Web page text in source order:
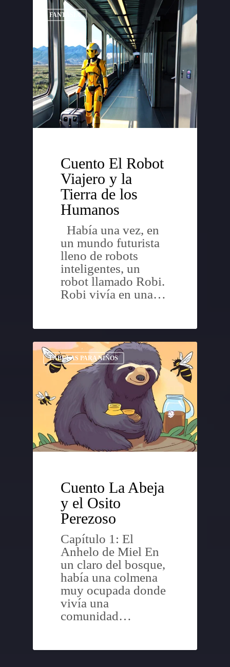
FANTASÍA
Cuento El Robot
Viajero y la
Tierra de los
Humanos
Había una vez, en
un mundo futurista
lleno de robots
inteligentes, un
robot llamado Robi.
Robi vivía en una…
FÁBULAS PARA NIÑOS
Cuento La Abeja
y el Osito
Perezoso
Capítulo 1: El
Anhelo de Miel En
un claro del bosque,
había una colmena
muy ocupada donde
vivía una
comunidad…